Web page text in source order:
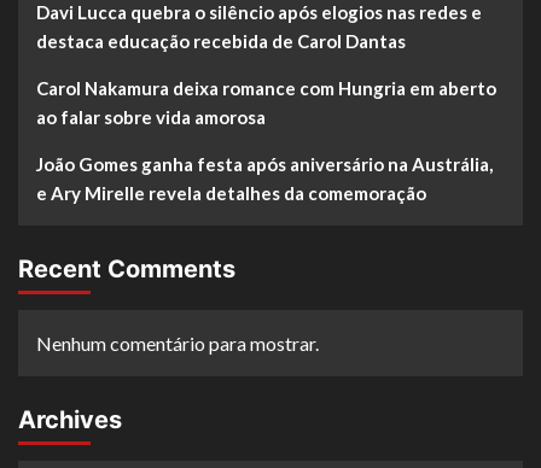
Davi Lucca quebra o silêncio após elogios nas redes e
destaca educação recebida de Carol Dantas
Carol Nakamura deixa romance com Hungria em aberto
ao falar sobre vida amorosa
João Gomes ganha festa após aniversário na Austrália,
e Ary Mirelle revela detalhes da comemoração
Recent Comments
Nenhum comentário para mostrar.
Archives